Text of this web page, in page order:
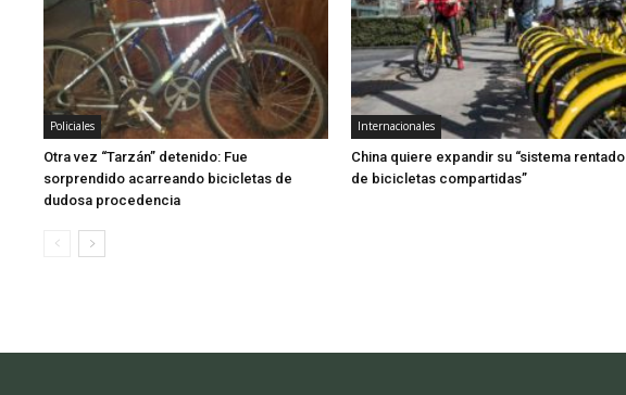
Policiales
Otra vez “Tarzán” detenido: Fue
sorprendido acarreando bicicletas de
dudosa procedencia
Internacionales
China quiere expandir su “sistema rentado
de bicicletas compartidas”